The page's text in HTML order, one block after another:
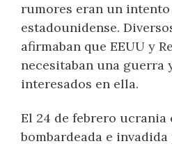
rumores eran un
estadounidense.
afirmaban que EEUU y
necesitaban una guerra
interesados en ella.
El 24 de febrero ucrania
bombardeada e